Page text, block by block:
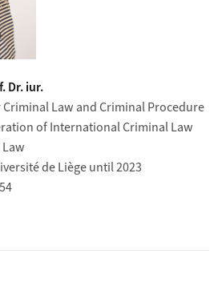
Dr. iur.
Law and Criminal Procedure
of International Criminal Law
de Liège until 2023